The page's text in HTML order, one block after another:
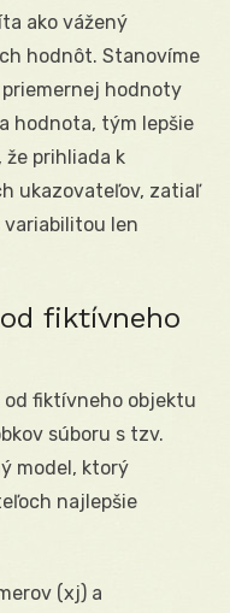
ako vážený
hodnôt. Stanovíme
hodnoty
hodnota, tým lepšie
že prihliada k
ukazovateľov, zatiaľ
len
fiktívneho
fiktívneho objektu
súboru s tzv.
model, ktorý
najlepšie
(xj) a